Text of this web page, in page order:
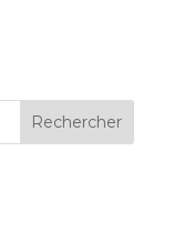
Rechercher